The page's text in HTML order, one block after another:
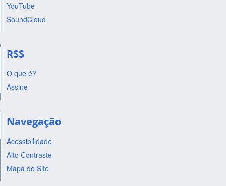
YouTube
SoundCloud
RSS
O que é?
Assine
Navegação
Acessibilidade
Alto Contraste
Mapa do Site